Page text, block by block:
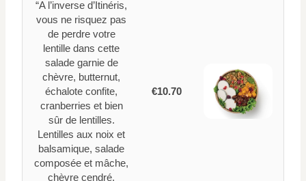
“A l’inverse d’Itinéris,
vous ne risquez pas
de perdre votre
lentille dans cette
salade garnie de
chèvre, butternut,
échalote confite,
cranberries et bien
sûr de lentilles.
Lentilles aux noix et
balsamique, salade
composée et mâche,
chèvre cendré,
€10.70